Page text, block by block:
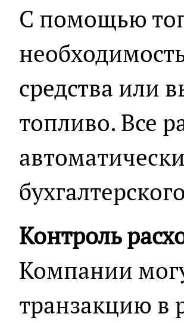
С помощью
средства или
топливо. Все
Контроль
Компании
транзакцию в